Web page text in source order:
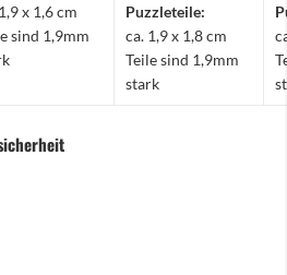
x 1,6 cm
sind 1,9mm
Puzzleteile:
ca. 1,9 x 1,8 cm
Teile sind 1,9mm
stark